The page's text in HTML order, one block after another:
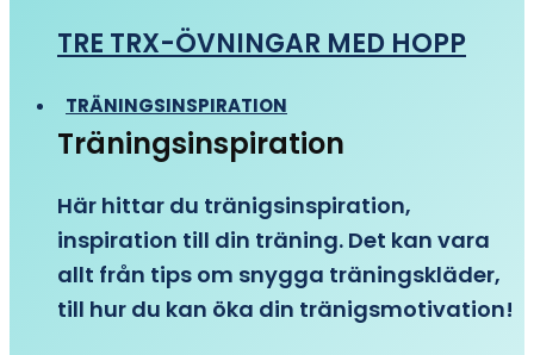
TRE TRX-ÖVNINGAR MED HOPP
TRÄNINGSINSPIRATION
Träningsinspiration
Här hittar du tränigsinspiration,
inspiration till din träning. Det kan vara
allt från tips om snygga träningskläder,
till hur du kan öka din tränigsmotivation!